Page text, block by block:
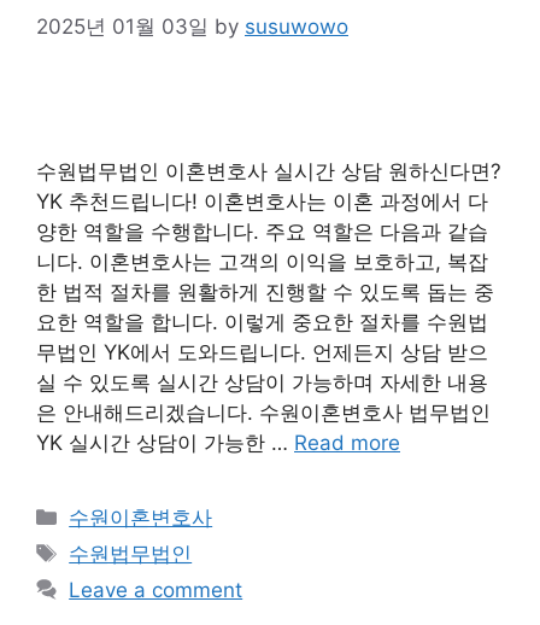
2025년 01월 03일 by susuwowo
수원법무법인 이혼변호사 실시간 상담 원하신다면?
YK 추천드립니다! 이혼변호사는 이혼 과정에서 다
양한 역할을 수행합니다. 주요 역할은 다음과 같습
니다. 이혼변호사는 고객의 이익을 보호하고, 복잡
한 법적 절차를 원활하게 진행할 수 있도록 돕는 중
요한 역할을 합니다. 이렇게 중요한 절차를 수원법
무법인 YK에서 도와드립니다. 언제든지 상담 받으
실 수 있도록 실시간 상담이 가능하며 자세한 내용
은 안내해드리겠습니다. 수원이혼변호사 법무법인
YK 실시간 상담이 가능한 … Read more
Categories
수원이혼변호사
Tags
수원법무법인
Leave a comment